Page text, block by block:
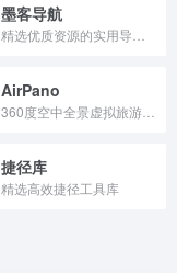
墨客导航
AirPano
捷径库
精选高效捷径工具库